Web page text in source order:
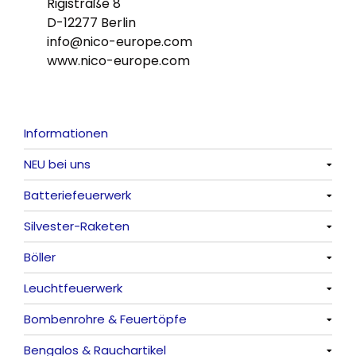
D-12277 Berlin
info@nico-europe.com
www.nico-europe.com
Informationen
NEU bei uns
Alle anzeigen
Batteriefeuerwerk
Alle anzeigen
Silvester-Raketen
Alle anzeigen
Böller
Alle anzeigen
China-Böller
Knaller / Kanonenschläge
Leuchtfeuerwerk
Alle anzeigen
Vulkane
Bombenrohre & Feuertöpfe
Alle anzeigen
Bengalos & Rauchartikel